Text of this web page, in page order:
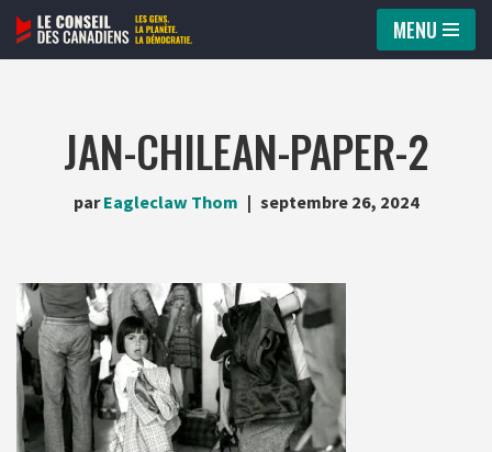
Aller
MENU
JAN-CHILEAN-PAPER-2
parEagleclaw Thom septembre 26, 2024